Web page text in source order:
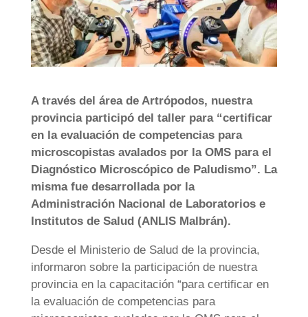
A través del área de Artrópodos, nuestra
provincia participó del taller para “certificar
en la evaluación de competencias para
microscopistas avalados por la OMS para el
Diagnóstico Microscópico de Paludismo”. La
misma fue desarrollada por la
Administración Nacional de Laboratorios e
Institutos de Salud (ANLIS Malbrán).
Desde el Ministerio de Salud de la provincia,
informaron sobre la participación de nuestra
provincia en la capacitación “para certificar en
la evaluación de competencias para